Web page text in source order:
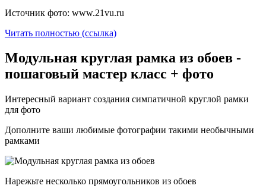
Источник фото: www.21vu.ru
Читать полностью (ссылка)
Модульная круглая рамка из обоев -
пошаговый мастер класс + фото
Интересный вариант создания симпатичной круглой рамки
для фото
Дополните ваши любимые фотографии такими необычными
рамками
Нарежьте несколько прямоугольников из обоев